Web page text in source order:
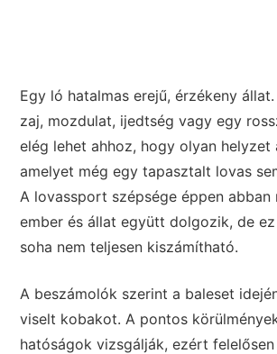
Egy ló hatalmas erejű, érzékeny
zaj, mozdulat, ijedtség vagy egy
elég lehet ahhoz, hogy olyan helyzet
amelyet még egy tapasztalt lovas
A lovassport szépsége éppen abban
ember és állat együtt dolgozik, de
soha nem teljesen kiszámítható.
A beszámolók szerint a baleset
viselt kobakot. A pontos
hatóságok vizsgálják, ezért